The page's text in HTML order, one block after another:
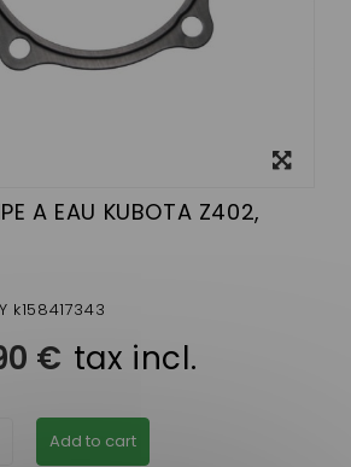
A EAU KUBOTA Z402,
k158417343
€ tax incl.
Add to cart